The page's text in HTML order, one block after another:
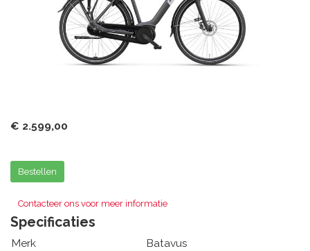
€ 2.599,00
Bestellen
Contacteer ons voor meer informatie
Specificaties
Merk
Batavus